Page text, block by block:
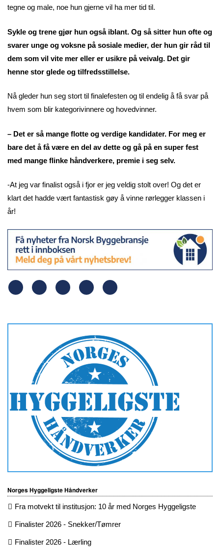
tegne og male, noe hun gjerne vil ha mer tid til.
Sykle og trene gjør hun også iblant. Og så sitter hun ofte og
svarer unge og voksne på sosiale medier, der hun gir råd til
dem som vil vite mer eller er usikre på veivalg. Det gir
henne stor glede og tilfredsstillelse.
Nå gleder hun seg stort til finalefesten og til endelig å få svar på
hvem som blir kategorivinnere og hovedvinner.
– Det er så mange flotte og verdige kandidater. For meg er
bare det å få være en del av dette og gå på en super fest
med mange flinke håndverkere, premie i seg selv.
-At jeg var finalist også i fjor er jeg veldig stolt over! Og det er
klart det hadde vært fantastisk gøy å vinne rørlegger klassen i
år!
Norges Hyggeligste Håndverker
Fra motvekt til institusjon: 10 år med Norges Hyggeligste
Finalister 2026 - Snekker/Tømrer
Finalister 2026 - Lærling